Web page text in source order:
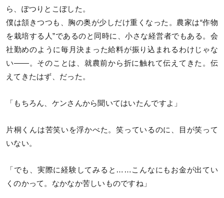
ら、ぽつりとこぼした。
僕は頷きつつも、胸の奥が少しだけ重くなった。農家は“作物
を栽培する人”であるのと同時に、小さな経営者でもある。会
社勤めのように毎月決まった給料が振り込まれるわけじゃな
い――。そのことは、就農前から折に触れて伝えてきた。伝
えてきたはず、だった。
「もちろん、ケンさんから聞いてはいたんですよ」
片桐くんは苦笑いを浮かべた。笑っているのに、目が笑って
いない。
「でも、実際に経験してみると……こんなにもお金が出てい
くのかって。なかなか苦しいものですね」